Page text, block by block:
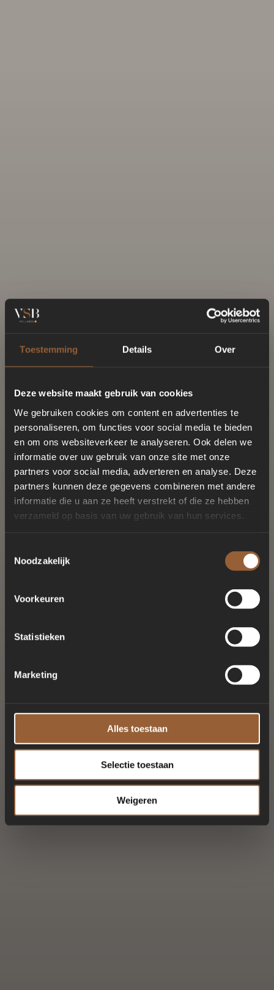
Toestemming Details Over
Deze website maakt gebruik van cookies
We gebruiken cookies om content en advertenties te
personaliseren, om functies voor social media te bieden
en om ons websiteverkeer te analyseren. Ook delen we
informatie over uw gebruik van onze site met onze
partners voor social media, adverteren en analyse. Deze
partners kunnen deze gegevens combineren met andere
informatie die u aan ze heeft verstrekt of die ze hebben
verzameld op basis van uw gebruik van hun services.
Noodzakelijk
Voorkeuren
Statistieken
Marketing
Alles toestaan
Selectie toestaan
Weigeren